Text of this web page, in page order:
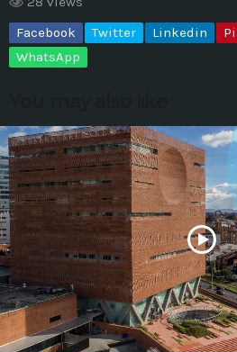
MOST UPVOTED
DESIGN ADMINISTRATOR
Facebook
Twitter Linkedin
WhatsApp